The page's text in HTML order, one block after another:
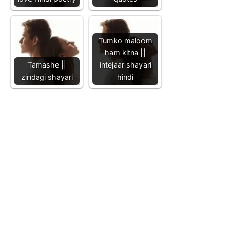
Tamashe ||
zindagi shayari
Tumko maloom
ham kitna ||
intejaar shayari
hindi